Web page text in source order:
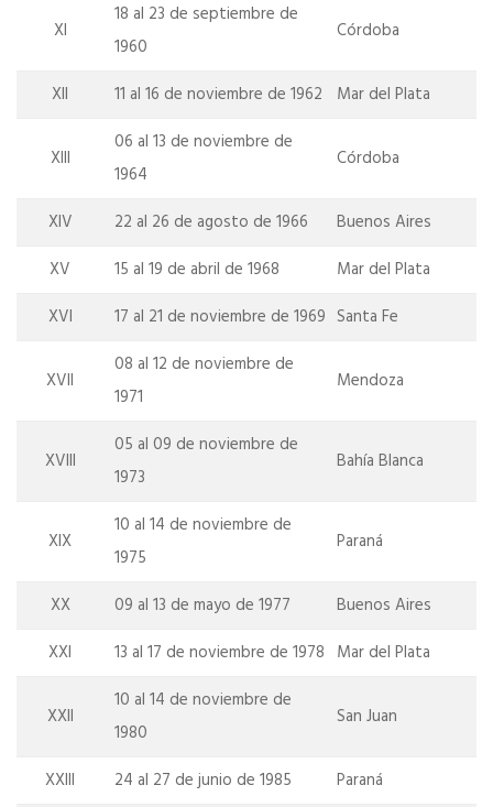
XI
18 al 23 de septiembre de
1960
Córdoba
XII 11 al 16 de noviembre de 1962 Mar del Plata
XIII
06 al 13 de noviembre de
1964
Córdoba
XIV 22 al 26 de agosto de 1966
Buenos Aires
XV
15 al 19 de abril de 1968
Mar del Plata
XVI
17 al 21 de noviembre de 1969 Santa Fe
XVII
08 al 12 de noviembre de
1971
Mendoza
XVIII
05 al 09 de noviembre de
1973
Bahía Blanca
XIX
10 al 14 de noviembre de
1975
Paraná
XX 09 al 13 de mayo de 1977
Buenos Aires
XXI
13 al 17 de noviembre de 1978 Mar del Plata
XXII
10 al 14 de noviembre de
1980
San Juan
XXIII 24 al 27 de junio de 1985
Paraná